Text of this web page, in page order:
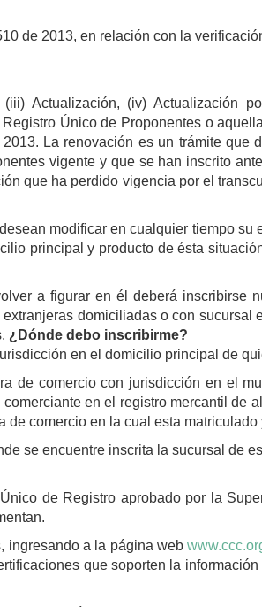
de 2013, en relación con la
Actualización, (iv) Actualización
Único de Proponentes o
La renovación es un trámite que
vigente y que se han inscrito
que ha perdido vigencia por el
modificar en cualquier tiempo su
principal y producto de ésta
a figurar en él deberá inscribirse
domiciliadas o con sucursal
¿Dónde debo inscribirme?
en el domicilio principal de
de comercio con jurisdicción en el
en el registro mercantil de
comercio en la cual esta matriculado
se encuentre inscrita la sucursal de
de Registro aprobado por la
ingresando a la página web
que soporten la